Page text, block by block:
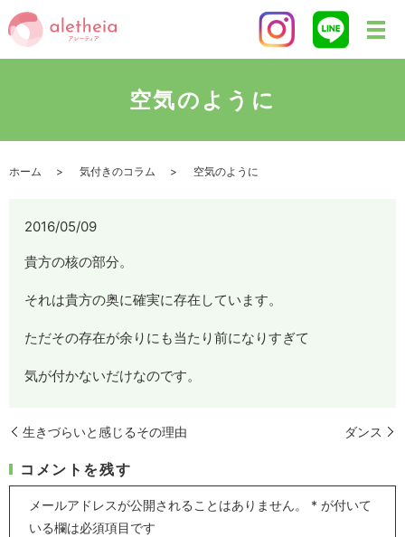
空気のように
ホーム 気付きのコラム 空気のように
2016/05/09
貴方の核の部分。
それは貴方の奥に確実に存在しています。
ただその存在が余りにも当たり前になりすぎて
気が付かないだけなのです。
生きづらいと感じるその理由 ダンス
コメントを残す
メールアドレスが公開されることはありません。 * が付いて
いる欄は必須項目です